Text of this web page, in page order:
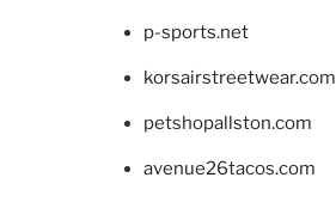
p-sports.net
korsairstreetwear.com
petshopallston.com
avenue26tacos.com